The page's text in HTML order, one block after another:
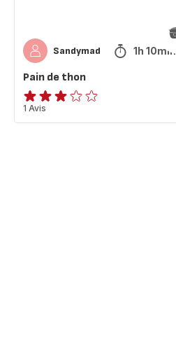
Sandymad 1h 10min
Pain de thon
Avis
3
1 Avis